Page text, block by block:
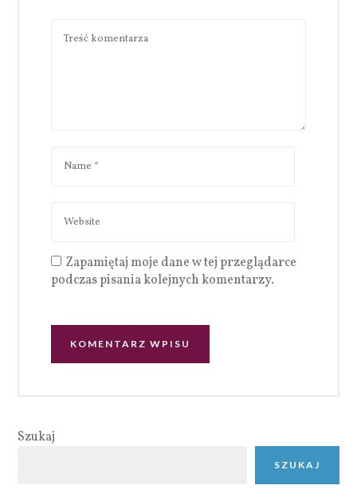
Zapamiętaj moje dane w tej przeglądarce
podczas pisania kolejnych komentarzy.
Szukaj
SZUKAJ